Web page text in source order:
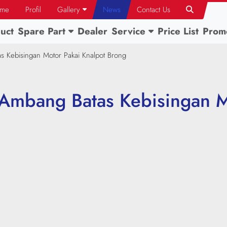
Profil Gallery News Contact Us
Spare Part Dealer Service Price List
Kebisingan Motor Pakai Knalpot Brong
Batas Kebisingan